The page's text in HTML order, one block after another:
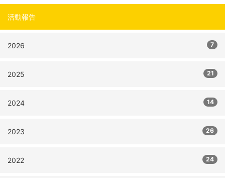
活動報告
2026 7
2025 21
2024 14
2023 26
2022 24